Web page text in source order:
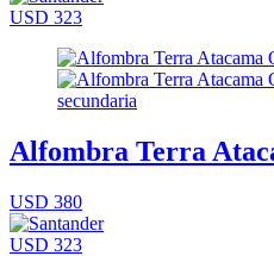
USD 323
Alfombra Terra
USD 380
USD 323